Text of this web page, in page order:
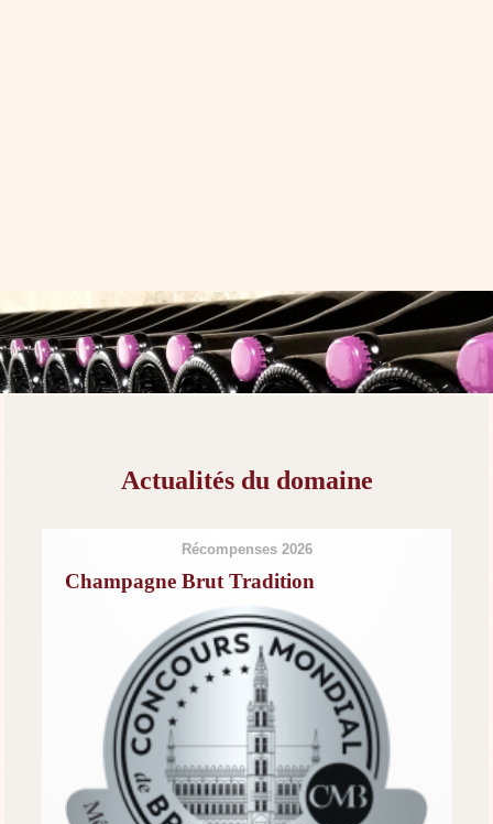
Actualités du domaine
Récompenses 2026
Champagne Brut Tradition